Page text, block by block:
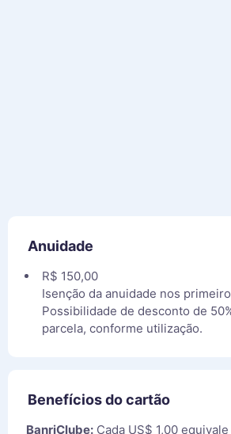
Anuidade
R$ 150,00
Isenção da anuidade nos
Possibilidade de desconto de
parcela, conforme utilização.
Benefícios do cartão
BanriClube: Cada US$ 1,00